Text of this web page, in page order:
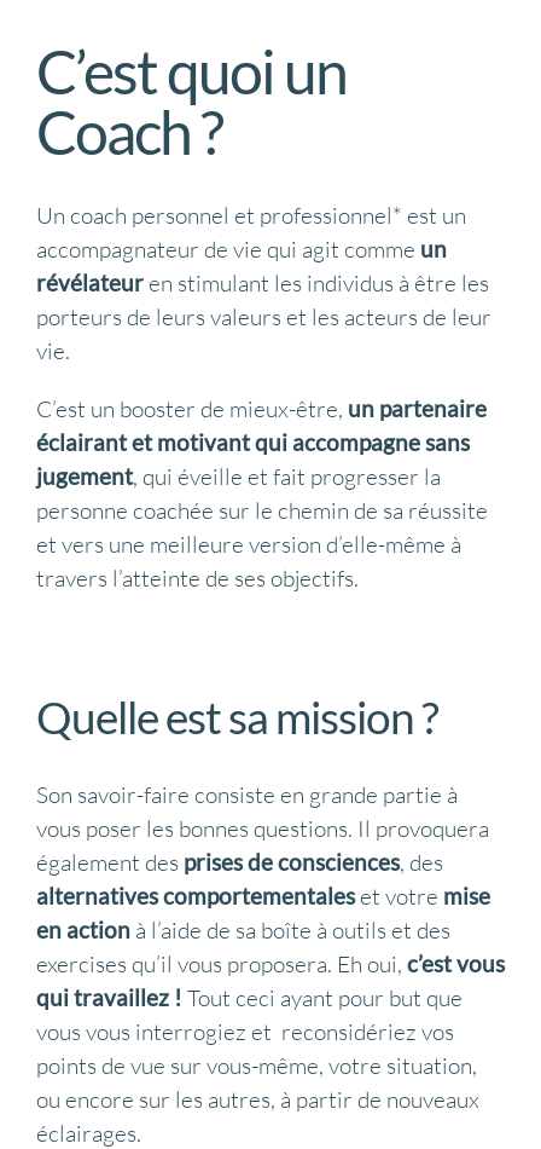
C’est quoi un
Coach ?
Un coach personnel et professionnel* est un
accompagnateur de vie qui agit comme un
révélateuren stimulant les individus à être les
porteurs de leurs valeurs et les acteurs de leur
vie.
C’est un booster de mieux-être, un partenaire
éclairant et motivant qui accompagne sans
jugement, qui éveille et fait progresser la
personne coachée sur le chemin de sa réussite
et vers une meilleure version d’elle-même à
travers l’atteinte de ses objectifs.
Quelle est sa mission ?
Son savoir-faire consiste en grande partie à
vous poser les bonnes questions. Il provoquera
également des prises de consciences, des
alternatives comportementaleset votre mise
en actionà l’aide de sa boîte à outils et des
exercises qu’il vous proposera. Eh oui, c’est vous
qui travaillez ! Tout ceci ayant pour but que
vous vous interrogiez et reconsidériez vos
points de vue sur vous-même, votre situation,
ou encore sur les autres, à partir de nouveaux
éclairages.